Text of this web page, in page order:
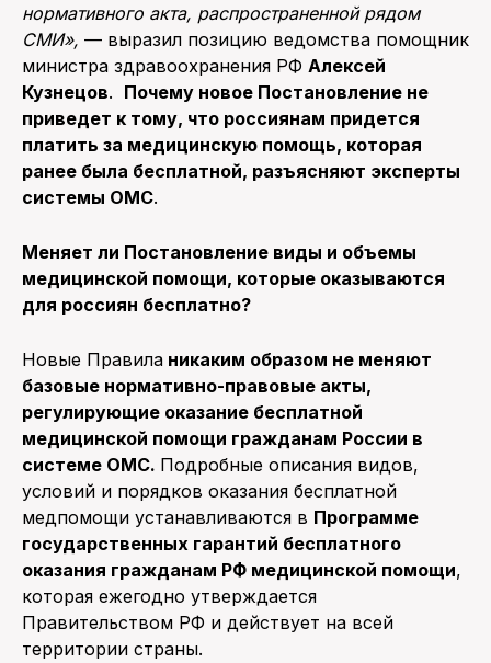
нормативного акта, распространенной рядом
СМИ», — выразил позицию ведомства помощник
министра здравоохранения РФ Алексей
Кузнецов. Почему новое Постановление не
приведет к тому, что россиянам придется
платить за медицинскую помощь, которая
ранее была бесплатной, разъясняют эксперты
системы ОМС.
Меняет ли Постановление виды и объемы
медицинской помощи, которые оказываются
для россиян бесплатно?
Новые Правила никаким образом не меняют
базовые нормативно-правовые акты,
регулирующие оказание бесплатной
медицинской помощи гражданам России в
системе ОМС. Подробные описания видов,
условий и порядков оказания бесплатной
медпомощи устанавливаются в Программе
государственных гарантий бесплатного
оказания гражданам РФ медицинской помощи,
которая ежегодно утверждается
Правительством РФ и действует на всей
территории страны.